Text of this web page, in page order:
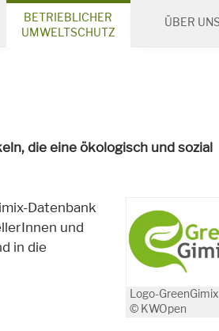
BETRIEBLICHER
UMWELTSCHUTZ
ÜBER
die eine ökologisch und sozial
Logo-GreenGimix
© KWOpen
Datenbank
und
in die